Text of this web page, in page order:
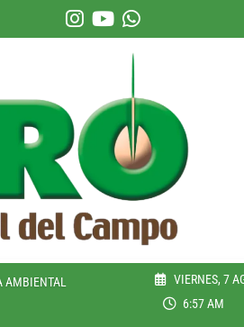
AMBIENTAL
VIERNES, 7
6:57 AM